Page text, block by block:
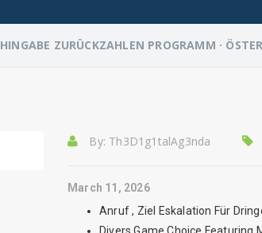
HINGABE ZURÜCKZAHLEN PROGRAMM ·
By: Th3D1g1talAg3nda
March 11, 2026
Anruf , Ziel Eskalation Für
Divers Game Choice Featuring